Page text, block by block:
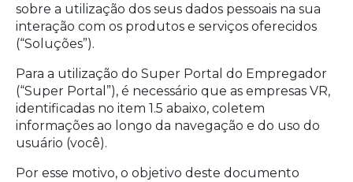
sobre a utilização dos seus dados pessoais na sua
interação com os produtos e serviços oferecidos
(“Soluções”).
Para a utilização do Super Portal do Empregador
(“Super Portal”), é necessário que as empresas VR,
identificadas no item 1.5 abaixo, coletem
informações ao longo da navegação e do uso do
usuário (você).
Por esse motivo, o objetivo deste documento